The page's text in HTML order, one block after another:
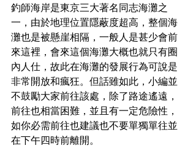
釣師海岸是東京三大著名同志海灘之
一，由於地理位置隱蔽度超高，整個海
灘也是被懸崖相隔， 一般人是甚少會前
來這裡，會來這個海灘大概也就只有圈
內人仕，故此在海灘的發展行為可說是
非常開放和瘋狂。但話雖如此，小編並
不鼓勵大家前往該處，除了路途遙遠，
前往也相當困難，並且有一定危險性，
如你必需前往也建議也不要單獨單往並
在下午四時前離開。